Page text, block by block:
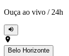
Ouça ao vivo / 24h
Belo Horizonte